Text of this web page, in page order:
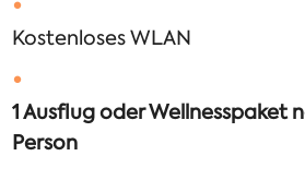
Kostenloses WLAN
1 Ausflug oder Wellnesspaket
Person